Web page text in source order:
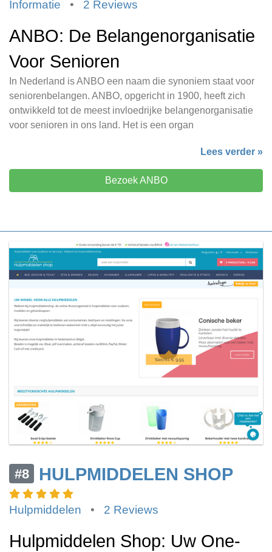
Informatie • 2 Reviews
ANBO: De Belangenorganisatie
Voor Senioren
In Nederland is ANBO een naam die synoniem staat voor
seniorenbelangen. ANBO, opgericht in 1900, heeft zich
ontwikkeld tot de meest invloedrijke belangenorganisatie
voor senioren in ons land. Het is een organ
Lees verder »
Bezoek ANBO
#8 HULPMIDDELEN SHOP
Hulpmiddelen • 2 Reviews
Hulpmiddelen Shop: Uw One-